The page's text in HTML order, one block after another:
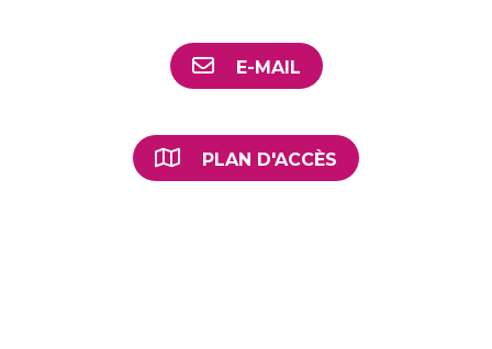
E-MAIL
PLAN D'ACCÈS